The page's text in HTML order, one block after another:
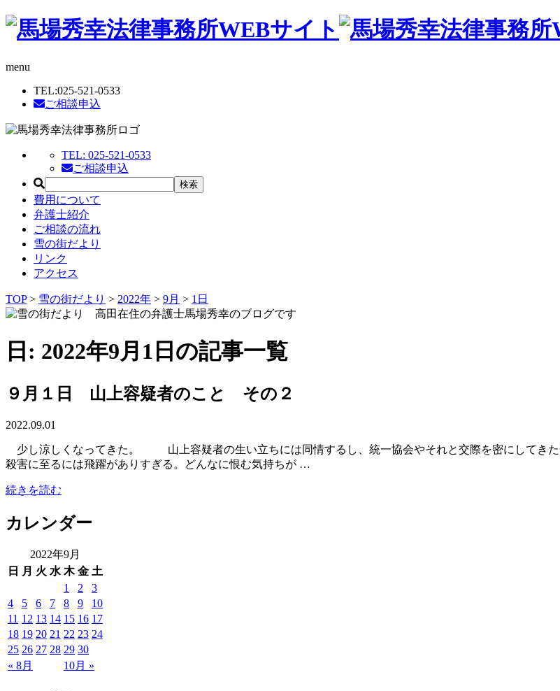
menu
TEL:025-521-0533
ご相談申込
TEL: 025-521-0533
ご相談申込
費用について
弁護士紹介
ご相談の流れ
雪の街だより
リンク
アクセス
TOP> 雪の街だより > 2022年 > 9月 > 1日
日: 2022年9月1日の記事一覧
９月１日 山上容疑者のこと その２
2022.09.01
少し涼しくなってきた。 山上容疑者の生い立ちには同情するし、統一協会やそれと交際を密にしてきた
殺害に至るには飛躍がありすぎる。どんなに恨む気持ちが …
続きを読む
カレンダー
2022年9月
日 月 火 水 木 金 土
« 8月 10月 »
1 2
3
4
5 6 7 8 9
10
11 12 13 14 15 16 17
18 19 20 21 22 23 24
25 26 27 28 29 30